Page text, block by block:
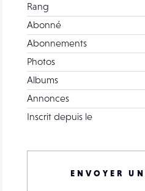
Rang
Abonné
Abonnements
Photos
Albums
Annonces
Inscrit depuis le
ENVOYER